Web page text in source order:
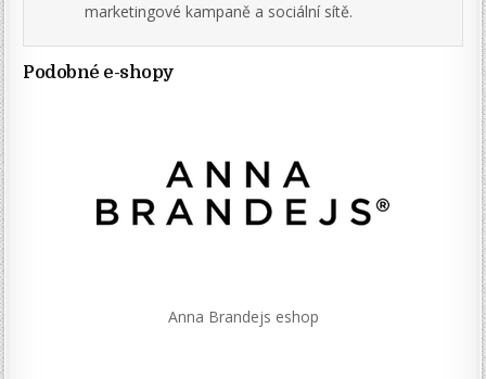
marketingové kampaně a sociální sítě.
Podobné e-shopy
Anna Brandejs eshop